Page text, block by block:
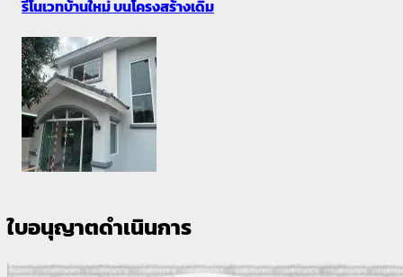
รีโนเวทบ้านใหม่ บนโครงสร้างเดิม
ใบอนุญาตดำเนินการ